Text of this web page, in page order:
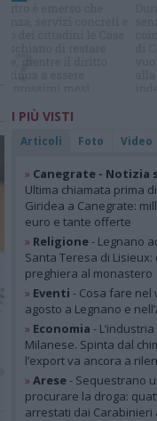
I PIÙ VISTI
Articoli Foto Video
» Canegrate - Notizia
Ultima chiamata prima
Giridea a Canegrate:
euro e tante offerte
» Religione- Legnano
Santa Teresa di Lisieux:
preghiera al monastero
» Eventi - Cosa fare nel
agosto a Legnano e
» Economia -
Milanese. Spinta dal
l’export va ancora a
» Arese- Sequestrano
procurare la droga:
arrestati dai Carabinieri